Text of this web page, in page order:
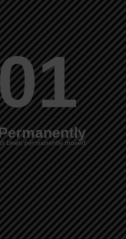
been permanently moved.